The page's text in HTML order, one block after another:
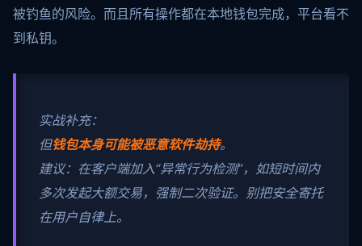
被钓鱼的风险。而且所有操作都在本地钱包完成，平台看不
到私钥。
实战补充：
但钱包本身可能被恶意软件劫持。
建议：在客户端加入“异常行为检测”，如短时间内
多次发起大额交易，强制二次验证。别把安全寄托
在用户自律上。